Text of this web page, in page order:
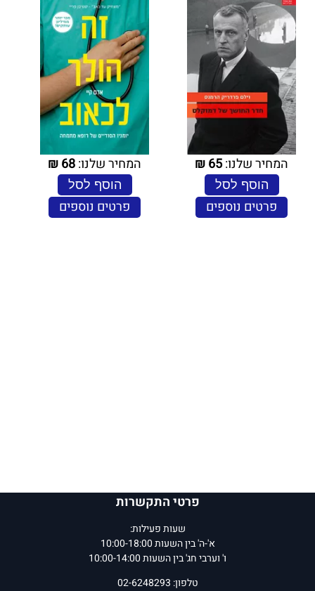
המחיר שלנו:65
₪
הוסף לסל
פרטים נוספים
המחיר שלנו:68
₪
הוסף לסל
פרטים נוספים
פרטי התקשרות
שעות פעילות:
א'-ה' בין השעות 10:00-18:00
ו' וערבי חג' בין השעות 10:00-14:00
טלפון: 02-6248293